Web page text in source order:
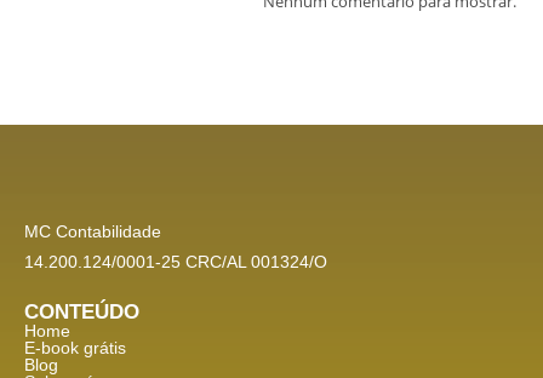
MC Contabilidade
14.200.124/0001-25 CRC/AL 001324/O
CONTEÚDO
Home
E-book grátis
Blog